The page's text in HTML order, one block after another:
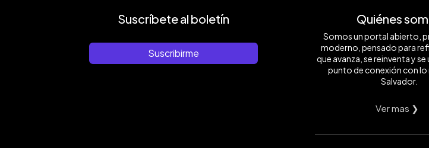
Suscríbete al boletín
Suscribirme
Quiénes
Somos un portal abierto,
moderno, pensado para
que avanza, se reinventa y
punto de conexión con lo
Salvador.
Ver mas ❯